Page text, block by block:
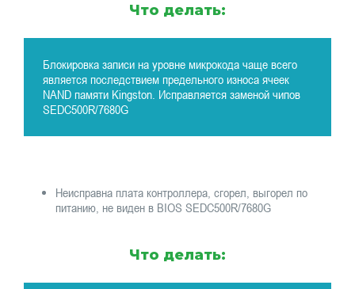
Что делать:
Блокировка записи на уровне микрокода чаще всего
является последствием предельного износа ячеек
NAND памяти Kingston. Исправляется заменой чипов
SEDC500R/7680G
Неисправна плата контроллера, сгорел, выгорел по
питанию, не виден в BIOS SEDC500R/7680G
Что делать: